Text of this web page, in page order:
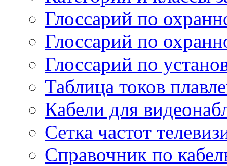
Глоссарий по
Глоссарий по
Глоссарий по
Таблица токов
Кабели для
Сетка частот
Справочник по